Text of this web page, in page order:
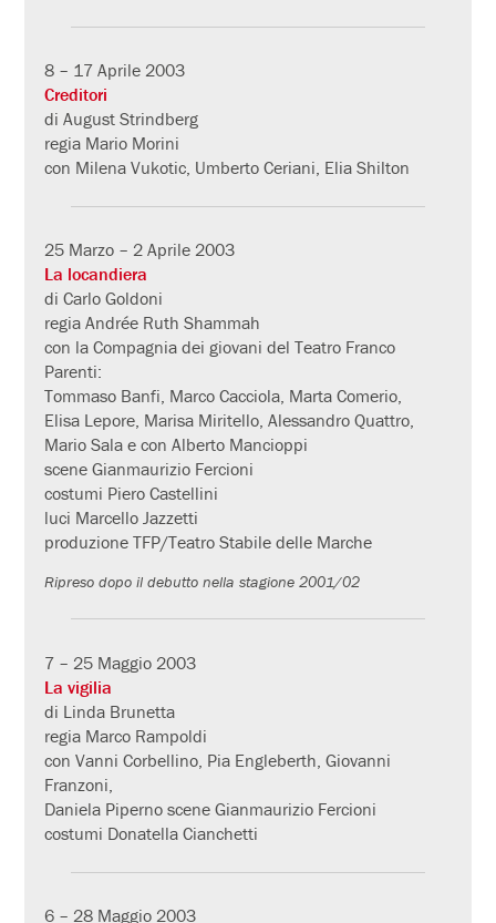
8 – 17 Aprile 2003
Creditori
di August Strindberg
regia Mario Morini
con Milena Vukotic, Umberto Ceriani, Elia Shilton
25 Marzo – 2 Aprile 2003
La locandiera
di Carlo Goldoni
regia Andrée Ruth Shammah
con la Compagnia dei giovani del Teatro Franco
Parenti:
Tommaso Banfi, Marco Cacciola, Marta Comerio,
Elisa Lepore, Marisa Miritello, Alessandro Quattro,
Mario Sala e con Alberto Mancioppi
scene Gianmaurizio Fercioni
costumi Piero Castellini
luci Marcello Jazzetti
produzione TFP/Teatro Stabile delle Marche
Ripreso dopo il debutto nella stagione 2001/02
7 – 25 Maggio 2003
La vigilia
di Linda Brunetta
regia Marco Rampoldi
con Vanni Corbellino, Pia Engleberth, Giovanni
Franzoni,
Daniela Piperno scene Gianmaurizio Fercioni
costumi Donatella Cianchetti
6 – 28 Maggio 2003